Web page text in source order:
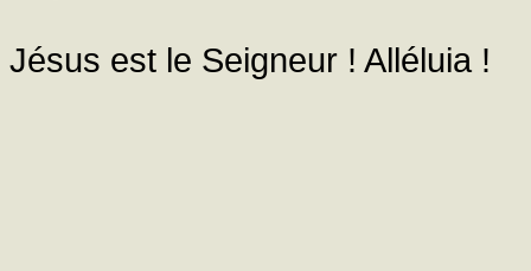
Jésus est le Seigneur ! Alléluia !